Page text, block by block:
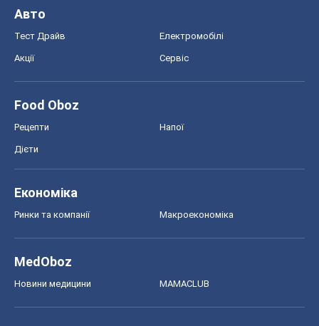
Авто
Тест Драйв Електромобілі
Акції Сервіс
Food Oboz
Рецепти Напої
Дієти
Економіка
Ринки та компанії Макроекономіка
MedOboz
Новини медицини MAMACLUB